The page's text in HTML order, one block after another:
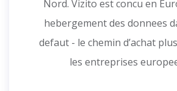
Nord. Vizito est concu en
hebergement des donnees
defaut - le chemin d’achat
les entreprises